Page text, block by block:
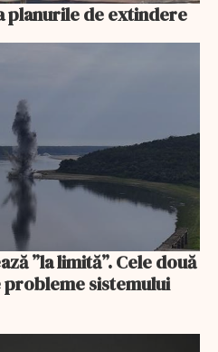
planurile de extindere
”la limită”. Cele două
sistemului